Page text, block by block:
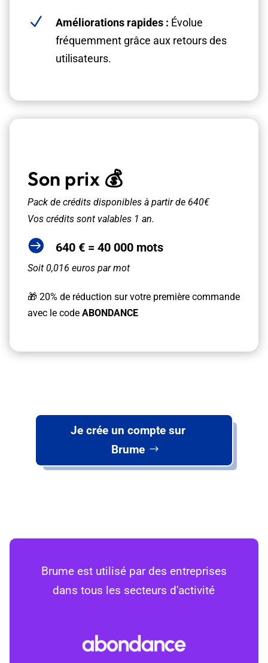
N Améliorations rapides : Évolue
fréquemment grâce aux retours des
utilisateurs.
Son prix 💰
Pack de crédits disponibles à partir de 640€
Vos crédits sont valables 1 an.
 640 € = 40 000 mots
Soit 0,016 euros par mot
🎁 20% de réduction sur votre première commande
avec le code ABONDANCE
Je crée un compte sur
Brume
Brume est utilisé par des entreprises
dans tous les secteurs d'activité